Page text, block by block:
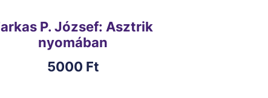
P. József: Asztrik
nyomában
5000 Ft